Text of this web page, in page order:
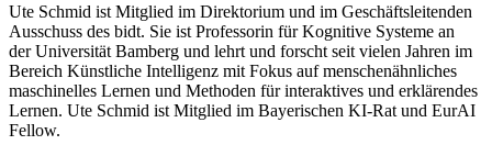
Ute Schmid ist Mitglied im Direktorium und im Geschäftsleitenden
Ausschuss des bidt. Sie ist Professorin für Kognitive Systeme an
der Universität Bamberg und lehrt und forscht seit vielen Jahren im
Bereich Künstliche Intelligenz mit Fokus auf menschenähnliches
maschinelles Lernen und Methoden für interaktives und erklärendes
Lernen. Ute Schmid ist Mitglied im Bayerischen KI-Rat und EurAI
Fellow.